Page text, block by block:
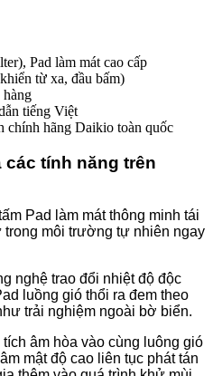
Pad làm mát cao cấp
từ xa, đầu bấm)
hàng
tiếng Việt
chính hãng Daikio toàn quốc
các tính năng trên
Pad làm mát thông minh tái
trong môi trường tự nhiên ngay
nghệ trao đổi nhiệt độ độc
luồng gió thổi ra đem theo
trải nghiệm ngoài bờ biển.
âm hòa vào cùng luông gió
mật độ cao liên tục phát tán